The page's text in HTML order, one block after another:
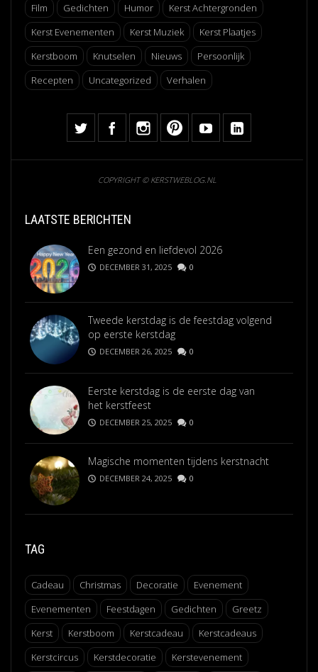
Film
Gedichten Humor
Kerst Achtergronden
Kerst Evenementen
Kerst Muziek
Kerst Plaatjes
Kerstboom
Knutselen Nieuws
Persoonlijk
Recepten
Uncategorized Verhalen
COPYRIGHT © KERSTWEBLOG.NL
LAATSTE BERICHTEN
Een gezond en liefdevol 2026
DECEMBER 31, 2025 0
Tweede kerstdag is de feestdag volgend
op eerste kerstdag
DECEMBER 26, 2025 0
Eerste kerstdag is de eerste dag van
het kerstfeest
DECEMBER 25, 2025 0
Magische momenten tijdens kerstnacht
DECEMBER 24, 2025 0
TAG
Cadeau Christmas Decoratie
Evenement
Evenementen
Feestdagen Gedichten
Greetz
Kerst
Kerstboom Kerstcadeau
Kerstcadeaus
Kerstcircus
Kerstdecoratie Kerstevenement